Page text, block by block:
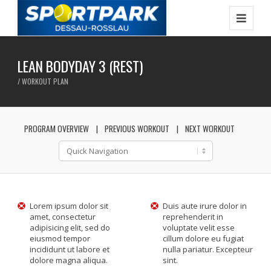
LEAN BODYDAY 3 (REST)
/ WORKOUT PLAN
PROGRAM OVERVIEW PREVIOUS WORKOUT NEXT WORKOUT
Lorem ipsum dolor sit
amet, consectetur
adipisicing elit, sed do
eiusmod tempor
incididunt ut labore et
dolore magna aliqua.
Duis aute irure dolor in
reprehenderit in
voluptate velit esse
cillum dolore eu fugiat
nulla pariatur. Excepteur
sint.